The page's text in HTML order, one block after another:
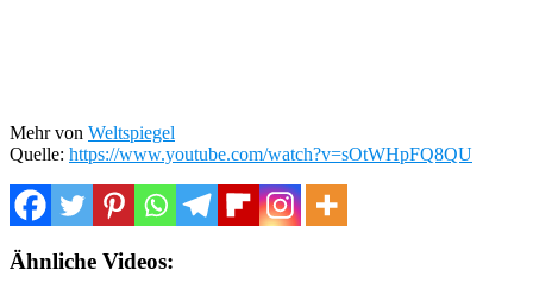
Mehr von Weltspiegel
Quelle: https://www.youtube.com/watch?v=sOtWHpFQ8QU
Ähnliche Videos: